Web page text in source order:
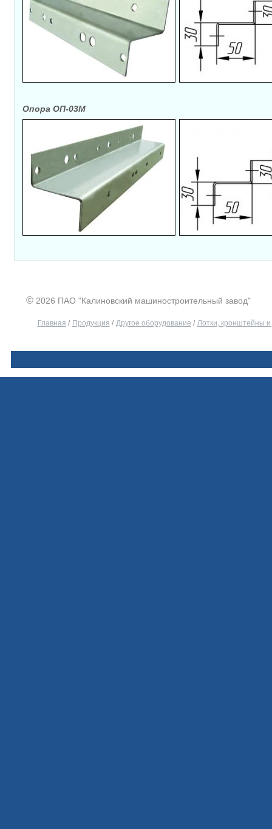
Опора ОП-03М
©2026 ПАО "Калиновский машиностроительный завод"
Главная / Продукция / Другое оборудование / Лотки, кронштейны и